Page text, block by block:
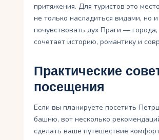
притяжения. Для туристов это
не только насладиться видами, но и
почувствовать дух Праги —
сочетает историю, романтику и
Практические
посещения
Если вы планируете посетить
башню, вот несколько
сделать ваше путешествие